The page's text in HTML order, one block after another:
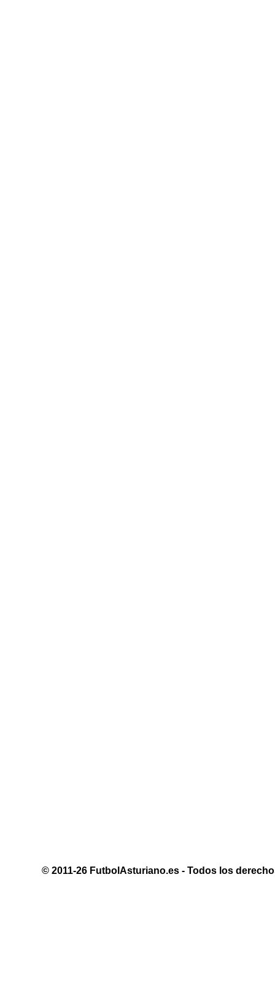
© 2011-26 FutbolAsturiano.es - Todos los